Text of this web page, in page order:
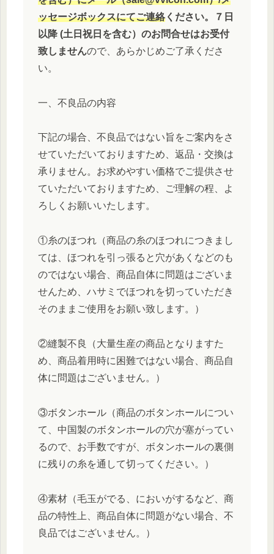
ッセージボックスにてご連絡ください。７日
以降 (土日祝日を含む）のお問合せはお受付
致しませんので、あらかじめご了承くださ
い。
一、不良品の内容
下記の場合、不良品ではない旨をご案内をさ
せていただいておりますため、返品・交換は
承りません。お求めやすい価格でご提供させ
ていただいておりますため、ご理解の程、よ
ろしくお願いいたします。
①糸のほつれ（商品の糸のほつれにつきまし
ては、ほつれを引っ張ると穴があくなどのも
のではない場合、商品自体に問題はございま
せんため、ハサミでほつれを切っていただき
そのままご使用をお願い致します。）
②縫製不良（大量生産の商品となりますた
め、商品着用時に困難ではない場合、商品自
体に問題はございません。）
③ボタンホール（商品のボタンホールについ
て、中国製のボタンホールの穴が塞がってい
るので、お手数ですが、ボタンホールの裏側
に残りの糸を通して切ってください。）
④素材（毛玉がでる、においがするなど、商
品の特性上、商品自体に問題がない場合、不
良品ではございません。）